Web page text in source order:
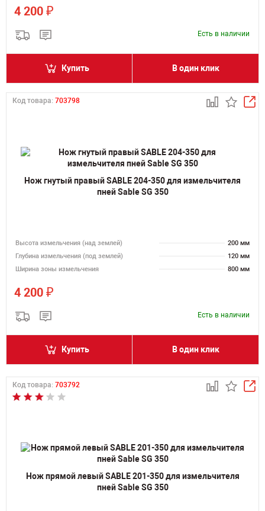
4 200 ₽
Есть в наличии
Купить В один клик
Код товара: 703798
Нож гнутый правый SABLE 204-350 для измельчителя
пней Sable SG 350
Высота измельчения (над землей)
200 мм
Глубина измельчения (под землей)
120 мм
Ширина зоны измельчения
800 мм
4 200 ₽
Есть в наличии
Купить В один клик
Код товара: 703792
Нож прямой левый SABLE 201-350 для измельчителя
пней Sable SG 350